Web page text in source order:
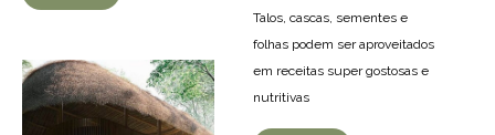
Talos, cascas, sementes e
folhas podem ser aproveitados
em receitas super gostosas e
nutritivas